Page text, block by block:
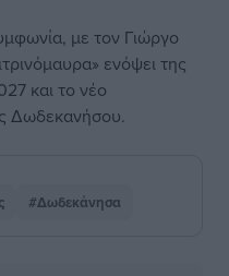
με τον Γιώργο
ενόψει της
και το νέο
Δωδεκανήσου.
#Δωδεκάνησα